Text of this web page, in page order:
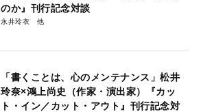
のか』刊行記念対談
永井玲衣
「書くことは、心のメンテナンス」松井
玲奈×鴻上尚史（作家・演出家）『カッ
ト・イン／カット・アウト』刊行記念対